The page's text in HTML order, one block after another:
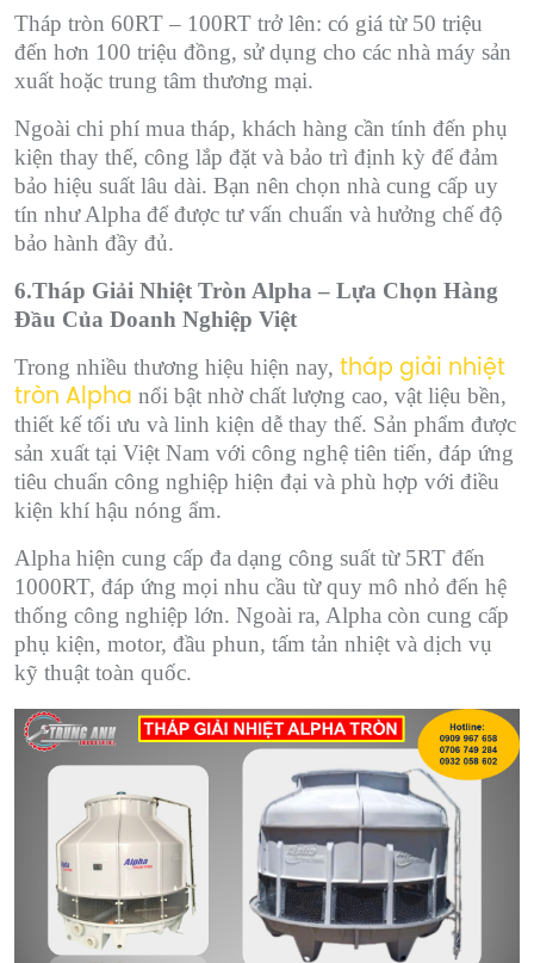
Tháp tròn 60RT – 100RT trở lên: có giá từ 50 triệu
đến hơn 100 triệu đồng, sử dụng cho các nhà máy sản
xuất hoặc trung tâm thương mại.
Ngoài chi phí mua tháp, khách hàng cần tính đến phụ
kiện thay thế, công lắp đặt và bảo trì định kỳ để đảm
bảo hiệu suất lâu dài. Bạn nên chọn nhà cung cấp uy
tín như Alpha để được tư vấn chuẩn và hưởng chế độ
bảo hành đầy đủ.
6.Tháp Giải Nhiệt Tròn Alpha – Lựa Chọn Hàng
Đầu Của Doanh Nghiệp Việt
Trong nhiều thương hiệu hiện nay, tháp giải nhiệt
tròn Alpha nổi bật nhờ chất lượng cao, vật liệu bền,
thiết kế tối ưu và linh kiện dễ thay thế. Sản phẩm được
sản xuất tại Việt Nam với công nghệ tiên tiến, đáp ứng
tiêu chuẩn công nghiệp hiện đại và phù hợp với điều
kiện khí hậu nóng ẩm.
Alpha hiện cung cấp đa dạng công suất từ 5RT đến
1000RT, đáp ứng mọi nhu cầu từ quy mô nhỏ đến hệ
thống công nghiệp lớn. Ngoài ra, Alpha còn cung cấp
phụ kiện, motor, đầu phun, tấm tản nhiệt và dịch vụ
kỹ thuật toàn quốc.